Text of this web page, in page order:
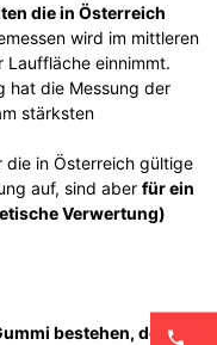
die in Österreich
wird im mittleren
einnimmt.
hat die Messung der
stärksten
die in Österreich gültige
auf, sind aberfür ein
Verwertung)
bestehen, der irrt